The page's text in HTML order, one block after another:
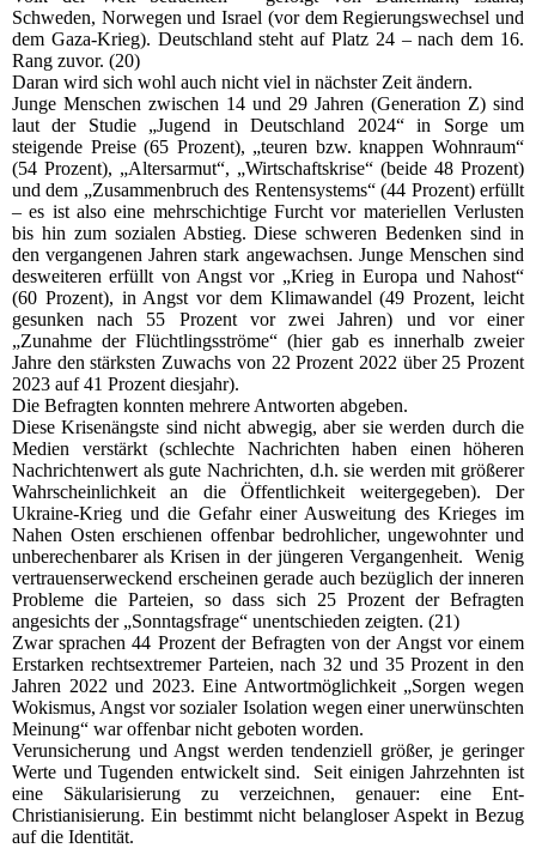
Schweden, Norwegen und Israel (vor dem Regierungswechsel und
dem Gaza-Krieg). Deutschland steht auf Platz 24 – nach dem 16.
Rang zuvor. (20)
Daran wird sich wohl auch nicht viel in nächster Zeit ändern.
Junge Menschen zwischen 14 und 29 Jahren (Generation Z) sind
laut der Studie „Jugend in Deutschland 2024“ in Sorge um
steigende Preise (65 Prozent), „teuren bzw. knappen Wohnraum“
(54 Prozent), „Altersarmut“, „Wirtschaftskrise“ (beide 48 Prozent)
und dem „Zusammenbruch des Rentensystems“ (44 Prozent) erfüllt
– es ist also eine mehrschichtige Furcht vor materiellen Verlusten
bis hin zum sozialen Abstieg. Diese schweren Bedenken sind in
den vergangenen Jahren stark angewachsen. Junge Menschen sind
desweiteren erfüllt von Angst vor „Krieg in Europa und Nahost“
(60 Prozent), in Angst vor dem Klimawandel (49 Prozent, leicht
gesunken nach 55 Prozent vor zwei Jahren) und vor einer
„Zunahme der Flüchtlingsströme“ (hier gab es innerhalb zweier
Jahre den stärksten Zuwachs von 22 Prozent 2022 über 25 Prozent
2023 auf 41 Prozent diesjahr).
Die Befragten konnten mehrere Antworten abgeben.
Diese Krisenängste sind nicht abwegig, aber sie werden durch die
Medien verstärkt (schlechte Nachrichten haben einen höheren
Nachrichtenwert als gute Nachrichten, d.h. sie werden mit größerer
Wahrscheinlichkeit an die Öffentlichkeit weitergegeben). Der
Ukraine-Krieg und die Gefahr einer Ausweitung des Krieges im
Nahen Osten erschienen offenbar bedrohlicher, ungewohnter und
unberechenbarer als Krisen in der jüngeren Vergangenheit. Wenig
vertrauenserweckend erscheinen gerade auch bezüglich der inneren
Probleme die Parteien, so dass sich 25 Prozent der Befragten
angesichts der „Sonntagsfrage“ unentschieden zeigten. (21)
Zwar sprachen 44 Prozent der Befragten von der Angst vor einem
Erstarken rechtsextremer Parteien, nach 32 und 35 Prozent in den
Jahren 2022 und 2023. Eine Antwortmöglichkeit „Sorgen wegen
Wokismus, Angst vor sozialer Isolation wegen einer unerwünschten
Meinung“ war offenbar nicht geboten worden.
Verunsicherung und Angst werden tendenziell größer, je geringer
Werte und Tugenden entwickelt sind. Seit einigen Jahrzehnten ist
eine Säkularisierung zu verzeichnen, genauer: eine Ent-
Christianisierung. Ein bestimmt nicht belangloser Aspekt in Bezug
auf die Identität.